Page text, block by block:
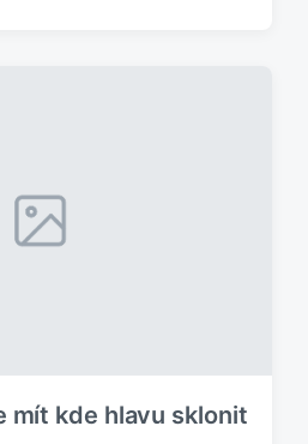
mít kde hlavu sklonit